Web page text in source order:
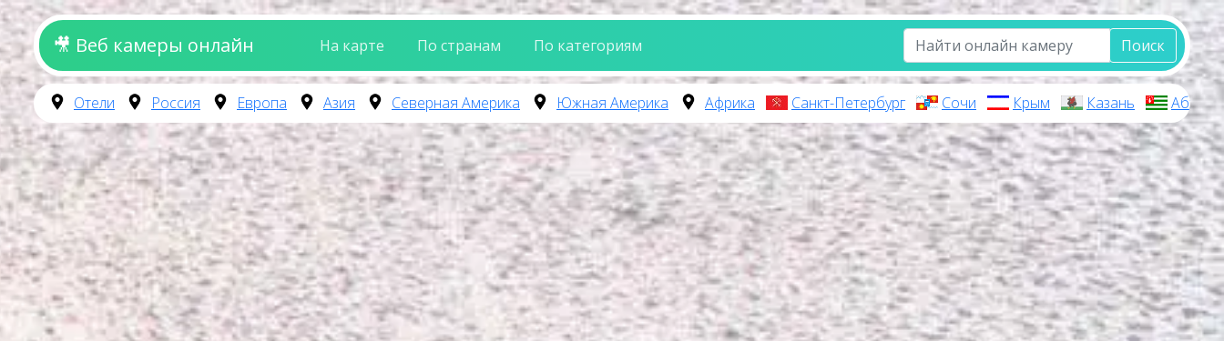
🎥 Веб камеры онлайн На карте По странам По категориям Поиск
Отели Россия Европа Азия Северная Америка Южная Америка Африка Санкт-Петербург Сочи Крым Казань